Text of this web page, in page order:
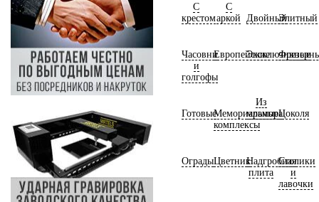
С
крестом
С
аркой
ДвойныйЭлитный
Часовни
и
голгофы
ЕвропейскиеЭксклюзивные
ГотовыеМемориальные
комплексы
Из
мрамораЦоколя
ОградыЦветникНадгробная
плита
Столики
и
лавочки